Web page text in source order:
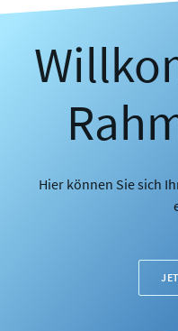
Hier können Sie sich